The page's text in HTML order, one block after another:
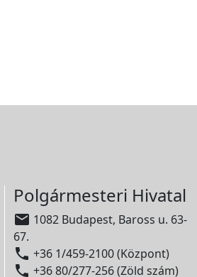
Polgármesteri Hivatal
 1082 Budapest, Baross u. 63-
67.
 +36 1/459-2100 (Központ)
 +36 80/277-256 (Zöld szám)